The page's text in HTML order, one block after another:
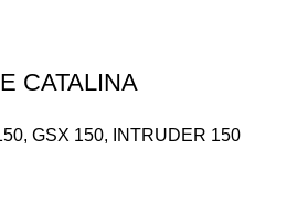
CATALINA
, GSX 150,
INTRUDER 150